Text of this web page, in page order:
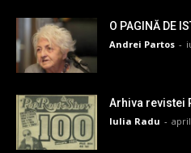
O PAGINĂ DE
Andrei Partos -
Arhiva revistei
Iulia Radu -